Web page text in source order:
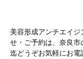
美容形成アンチエイ
せ・ご予約は、奈良
迄どうぞお気軽にお電